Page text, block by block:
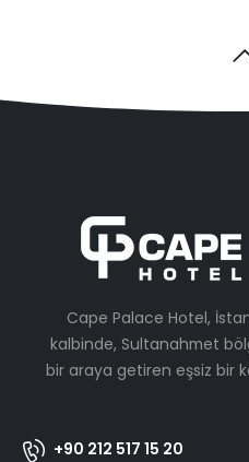
Cape Palace Hotel,
kalbinde, Sultanahmet
bir araya getiren eşsiz bir
+90 212 517 15 20